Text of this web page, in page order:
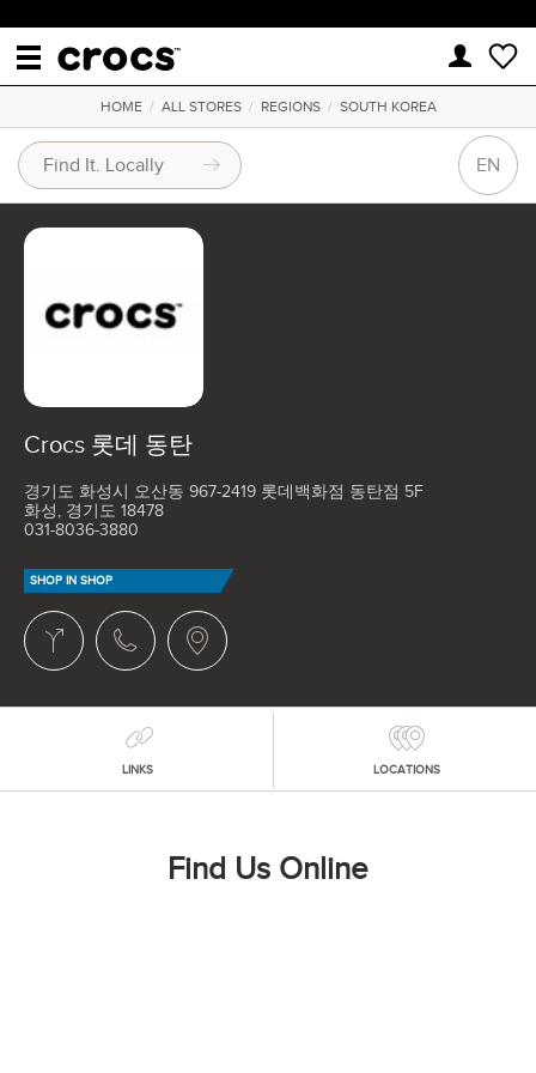
HOME/ ALL STORES/ REGIONS/ SOUTH KOREA
EN
Crocs 롯데 동탄
경기도 화성시 오산동 967-2419 롯데백화점 동탄점 5F
화성, 경기도 18478
031-8036-3880
SHOP IN SHOP
LINKS LOCATIONS
Find Us Online